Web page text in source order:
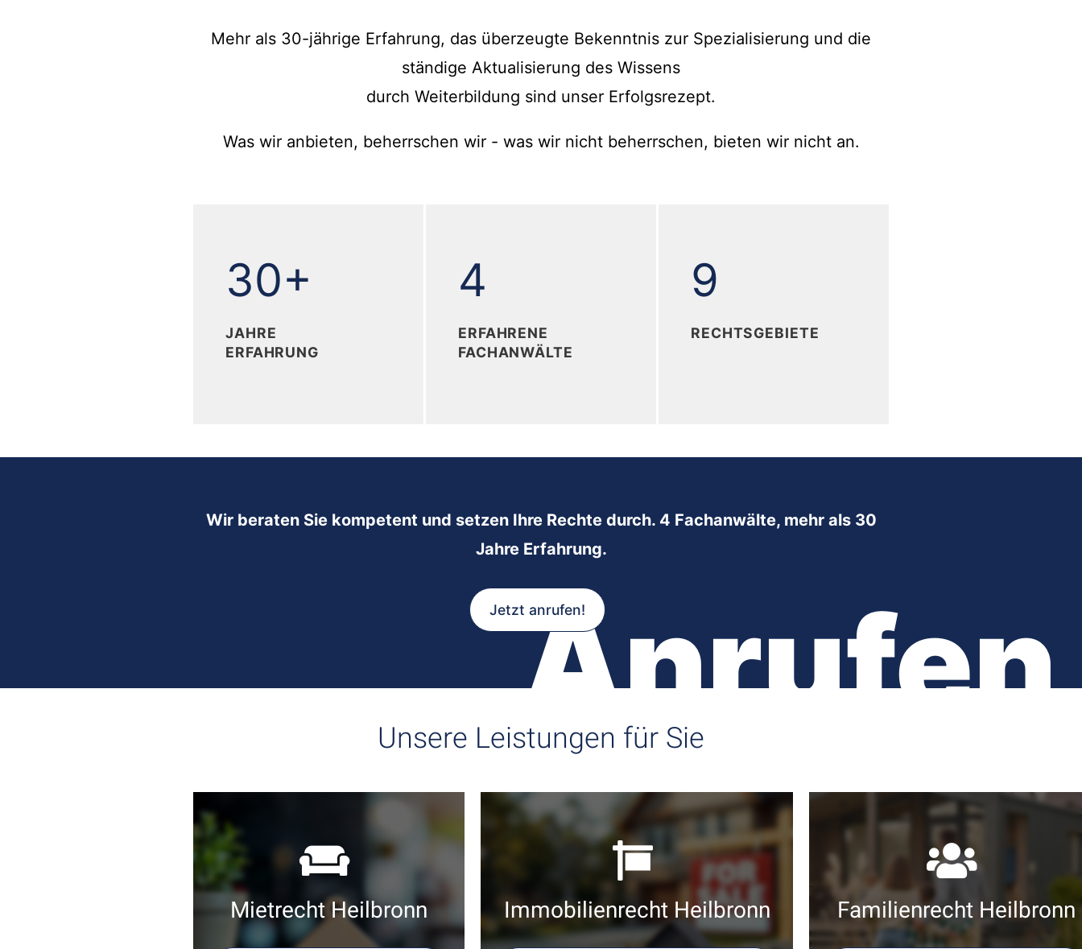
Mehr als 30-jährige Erfahrung, das überzeugte Bekenntnis zur Spezialisierung und die
ständige Aktualisierung des Wissens
durch Weiterbildung sind unser Erfolgsrezept.
Was wir anbieten, beherrschen wir - was wir nicht beherrschen, bieten wir nicht an.
30+
30+
JAHRE
ERFAHRUNG
4
ERFAHRENE
FACHANWÄLTE
9
RECHTSGEBIETE
Wir beraten Sie kompetent und setzen Ihre Rechte durch. 4 Fachanwälte, mehr als 30
Jahre Erfahrung.
Jetzt anrufen!
Anrufen
Unsere Leistungen für Sie
Mietrecht Heilbronn Immobilienrecht Heilbronn Familienrecht Heilbronn